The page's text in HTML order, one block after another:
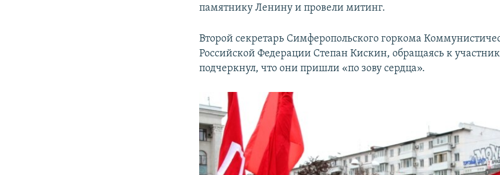
памятнику Ленину и провели митинг.
Второй секретарь Симферопольского горкома
Российской Федерации Степан Кискин, обращаясь к
подчеркнул, что они пришли «по зову сердца».